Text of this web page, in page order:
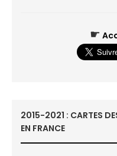
☛
2015-2021 : CARTES
EN FRANCE